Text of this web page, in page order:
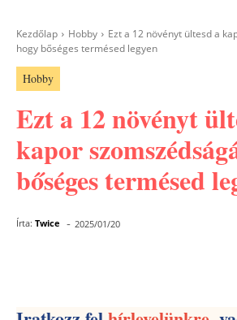
Kezdőlap Hobby
Ezt a 12 növényt ültesd a
hogy bőséges termésed legyen
Hobby
Ezt a 12 növényt
kapor
bőséges termésed
Írta: Twice - 2025/01/20